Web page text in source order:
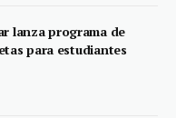
lanza programa de
para estudiantes